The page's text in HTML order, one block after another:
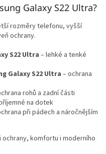
Galaxy S22 Ultra?
rozměry telefonu, vyšší
ochrany.
S22 Ultra – lehké a tenké
Galaxy S22 Ultra – ochrana
rohů a zadní části
na dotek
při pádech a náročnějším
komfortu i moderního